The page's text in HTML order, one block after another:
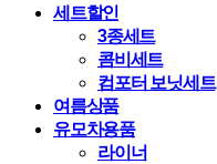
세트할인
3종세트
콤비세트
컴포터 보닛세트
여름상품
유모차용품
라이너